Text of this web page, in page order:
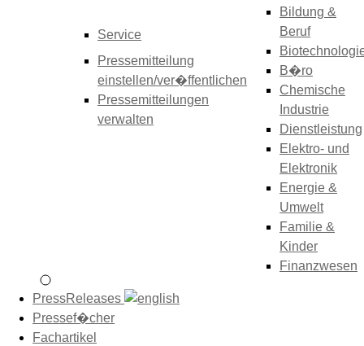
Service
Pressemitteilung
einstellen/ver�ffentlichen
Pressemitteilungen
verwalten
Bildung &
Beruf
B�ro
Chemische
Industrie
Dienstleistung
Elektro- und
Elektronik
Energie &
Umwelt
Familie &
Kinder
Finanzwesen
PressReleases
Pressef�cher
Fachartikel